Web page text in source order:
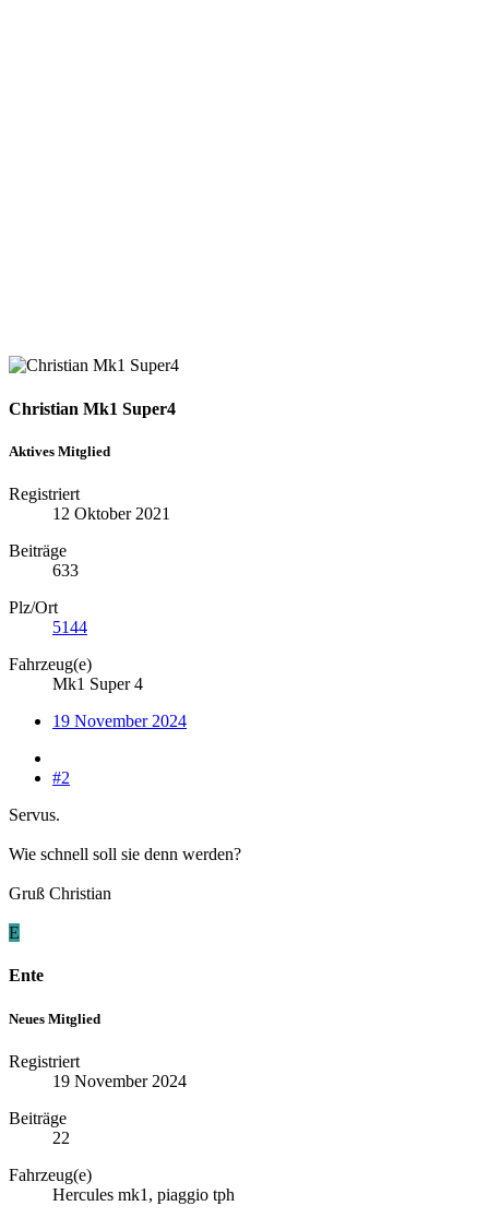
Christian Mk1 Super4
Aktives Mitglied
Registriert
12 Oktober 2021
Beiträge
633
Plz/Ort
5144
Fahrzeug(e)
Mk1 Super 4
19 November 2024
#2
Servus.
Wie schnell soll sie denn werden?
Gruß Christian
E
Ente
Neues Mitglied
Registriert
19 November 2024
Beiträge
22
Fahrzeug(e)
Hercules mk1, piaggio tph